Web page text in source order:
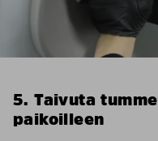
5. Taivuta
paikoilleen